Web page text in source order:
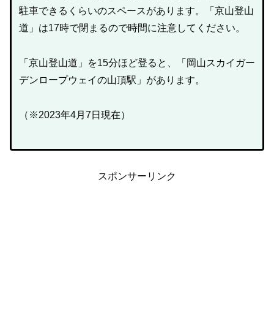
駐車できるくらいのスペースがあります。「京山登山
道」は17時で閉まるので時間に注意してください。
「京山登山道」を15分ほど登ると、「岡山スカイガー
デンロープウェイの山頂駅」があります。
（※2023年4月7日現在）
スポンサーリンク